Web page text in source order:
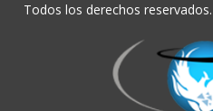
Todos los derechos reservados.